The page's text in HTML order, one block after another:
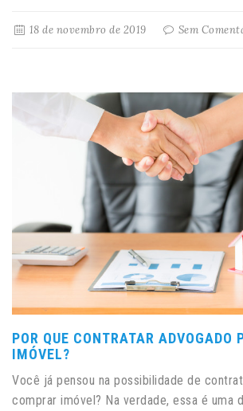
18 de novembro de 2019 Sem
POR QUE CONTRATAR ADVOGADO
IMÓVEL?
Você já pensou na possibilidade de
comprar imóvel? Na verdade, essa é uma